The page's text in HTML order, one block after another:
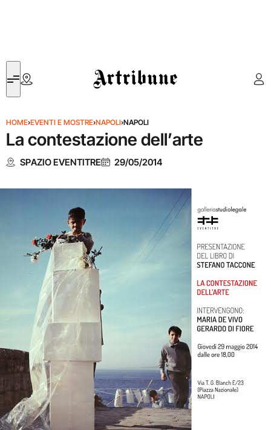
Artribune
HOME›EVENTI E MOSTRE›NAPOLI›NAPOLI
La contestazione dell’arte
SPAZIO EVENTITRE 29/05/2014